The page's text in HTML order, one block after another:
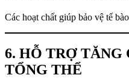
Các hoạt chất giúp bảo vệ tế
6. HỖ TRỢ TĂNG
TỔNG THỂ